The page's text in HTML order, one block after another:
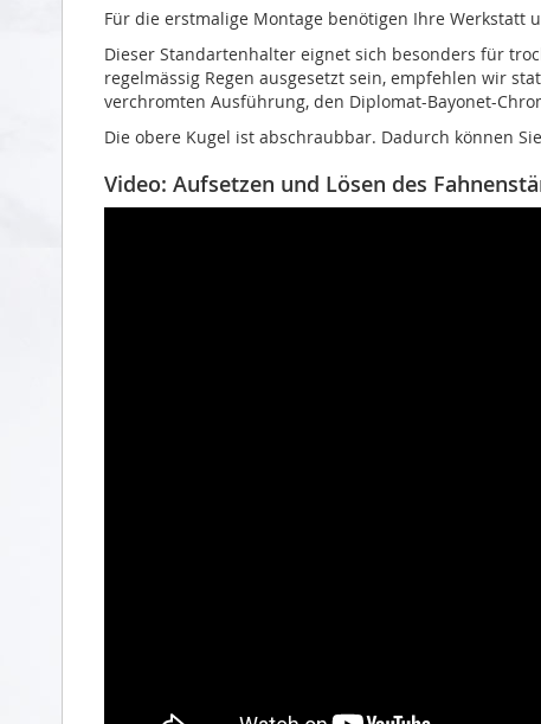
Für die erstmalige Montage benötigen Ihre Werkstatt
Dieser Standartenhalter eignet sich besonders für
regelmässig Regen ausgesetzt sein, empfehlen wir
verchromten Ausführung, den Diplomat-Bayonet-
Die obere Kugel ist abschraubbar. Dadurch können
Video: Aufsetzen und Lösen des